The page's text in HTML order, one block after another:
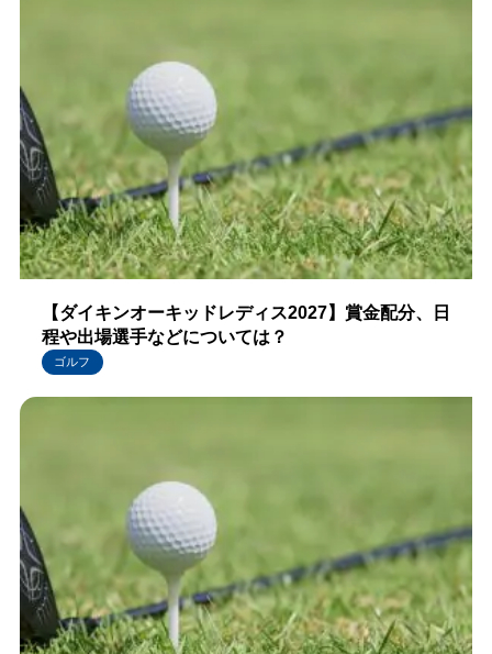
【ダイキンオーキッドレディス2027】賞金配分、日
程や出場選手などについては？
ゴルフ